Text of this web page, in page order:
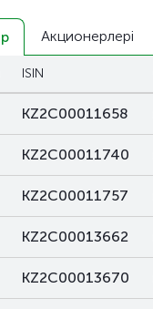
Акционерлері
ISIN
KZ2C00011658
KZ2C00011740
KZ2C00011757
KZ2C00013662
KZ2C00013670